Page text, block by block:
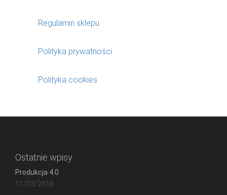
Regulamin sklepu
Polityka prywatności
Polityka cookies
Ostatnie wpisy
Produkcja 4.0
11/03/2018